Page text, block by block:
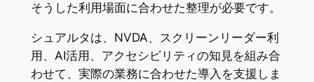
そうした利用場面に合わせた整理が必要です。
シュアルタは、NVDA、スクリーンリーダー利
用、AI活用、アクセシビリティの知見を組み合
わせて、実際の業務に合わせた導入を支援しま